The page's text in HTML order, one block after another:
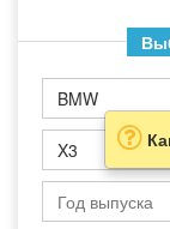
BMW
X3